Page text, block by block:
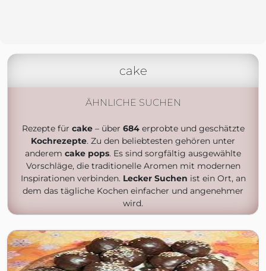
cake
ÄHNLICHE SUCHEN
Rezepte für cake– über 684erprobte und geschätzte
Kochrezepte. Zu den beliebtesten gehören unter
anderem cake pops. Es sind sorgfältig ausgewählte
Vorschläge, die traditionelle Aromen mit modernen
Inspirationen verbinden. Lecker Suchen ist ein Ort, an
dem das tägliche Kochen einfacher und angenehmer
wird.